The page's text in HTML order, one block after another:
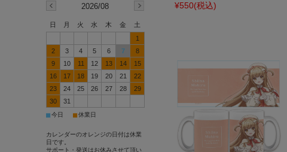
¥550(税込)
2026/08
日 月 火 水 木 金
土
1
2
3 4 5 6 7
8
9
10 11 12 13 14
15
16
17 18 19 20 21
22
23
24 25 26 27 28
29
30
31
■今日 ■休業日
カレンダーのオレンジの日付は休業
日です。
サポート・発送はお休みさせて頂い